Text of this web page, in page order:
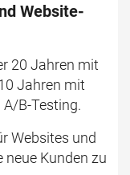
Website-
20 Jahren mit
Jahren mit
B-Testing.
Websites und
neue Kunden zu